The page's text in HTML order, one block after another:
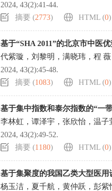
2024, 43(2):41-44.
摘要 (2773) HTML (0)
基于“SHA 2011”的北京市中医
代紫璇，刘黎明，满晓玮，程
2024, 43(2):45-48.
摘要 (1083) HTML (0)
基于集中指数和泰尔指数的“一
李林虹，谭泽宇，张欣怡，温
2024, 43(2):49-52.
摘要 (1180) HTML (0)
基于集聚度的我国乙类大型医用
杨玉洁，夏千航，黄仲跃，彭